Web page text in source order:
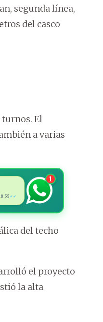
segunda línea,
del casco
El
a varias
✓✓
1
del techo
el proyecto
la alta